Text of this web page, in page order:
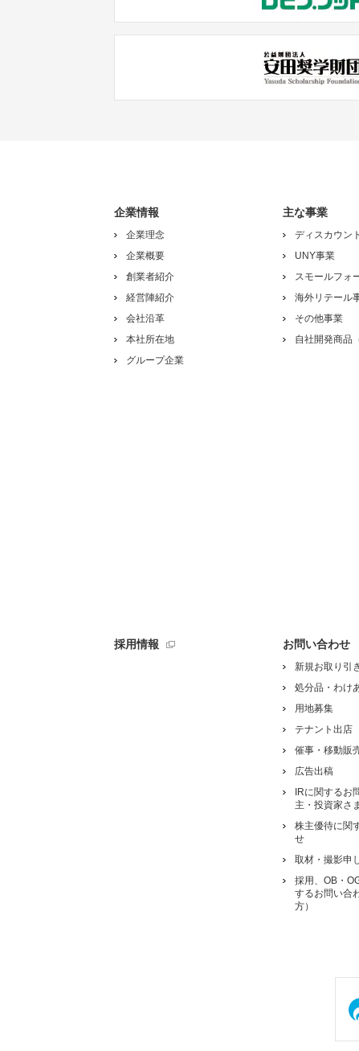
企業情報
企業理念
企業概要
創業者紹介
経営陣紹介
会社沿革
本社所在地
グループ企業
主な事業
ディスカウン
UNY事業
スモールフォ
海外リテール
その他事業
自社開発商品
採用情報 お問い合わせ
新規お取り引
処分品・わけ
用地募集
テナント出店
催事・移動販
広告出稿
IRに関するお
主・投資家さ
株主優待に関
せ
取材・撮影申
採用、OB・
するお問い合
方）